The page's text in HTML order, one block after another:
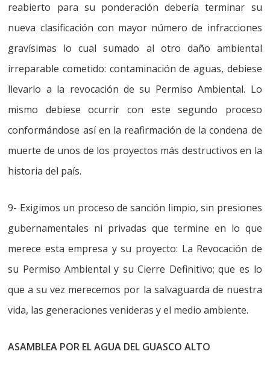
reabierto para su ponderación debería terminar su
nueva clasificación con mayor número de infracciones
gravísimas lo cual sumado al otro daño ambiental
irreparable cometido: contaminación de aguas, debiese
llevarlo a la revocación de su Permiso Ambiental. Lo
mismo debiese ocurrir con este segundo proceso
conformándose así en la reafirmación de la condena de
muerte de unos de los proyectos más destructivos en la
historia del país.
9- Exigimos un proceso de sanción limpio, sin presiones
gubernamentales ni privadas que termine en lo que
merece esta empresa y su proyecto: La Revocación de
su Permiso Ambiental y su Cierre Definitivo; que es lo
que a su vez merecemos por la salvaguarda de nuestra
vida, las generaciones venideras y el medio ambiente.
ASAMBLEA POR EL AGUA DEL GUASCO ALTO